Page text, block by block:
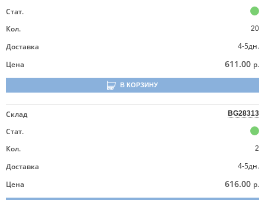
Стат.
Кол.
20
Доставка
4-5дн.
Цена
611.00 р.
В КОРЗИНУ
Склад BG28313
Стат.
Кол.
2
Доставка
4-5дн.
Цена
616.00 р.